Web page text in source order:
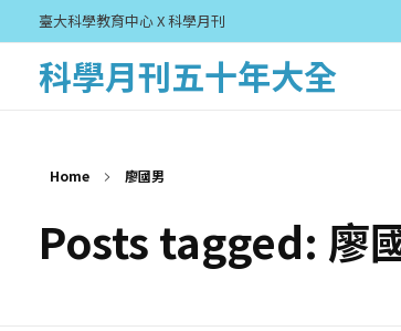
臺大科學教育中心 X 科學月刊
科學月刊五十年大全
Home 廖國男
Posts tagged: 廖